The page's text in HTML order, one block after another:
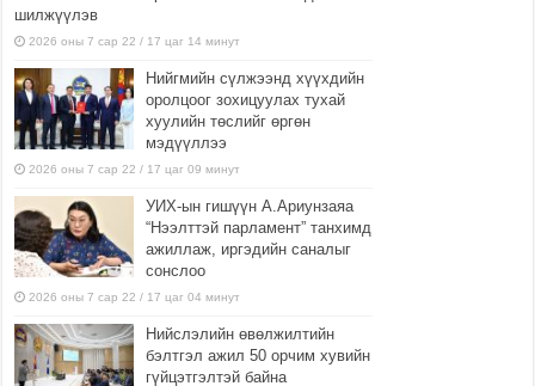
шилжүүлэв
2026 оны 7 сар 22 / 17 цаг 14 минут
Нийгмийн сүлжээнд хүүхдийн
оролцоог зохицуулах тухай
хуулийн төслийг өргөн
мэдүүллээ
2026 оны 7 сар 22 / 17 цаг 09 минут
УИХ-ын гишүүн А.Ариунзаяа
“Нээлттэй парламент” танхимд
ажиллаж, иргэдийн саналыг
сонслоо
2026 оны 7 сар 22 / 17 цаг 04 минут
Нийслэлийн өвөлжилтийн
бэлтгэл ажил 50 орчим хувийн
гүйцэтгэлтэй байна